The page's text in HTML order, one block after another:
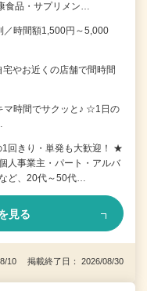
食品・サプリメン…
／時間額1,500円～5,000
やお近くの店舗で間時間
マ時間でサクッと♪ ☆1日の
回きり・単発も大歓迎！ ★
人事業主・パート・アルバ
ど、20代～50代…
見る
10 掲載終了日： 2026/08/30